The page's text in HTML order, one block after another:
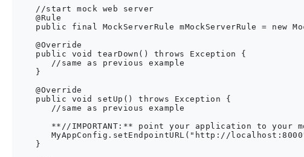
    //start mock web server
    @Rule
public final MockServerRule mMockServerRule = new
    @Override
    public void tearDown() throws Exception {
       //same as previous example
    }
    @Override
    public void setUp() throws Exception {
       //same as previous example
**//IMPORTANT:** point your application to your
MyAppConfig.setEndpointURL("http://
    }